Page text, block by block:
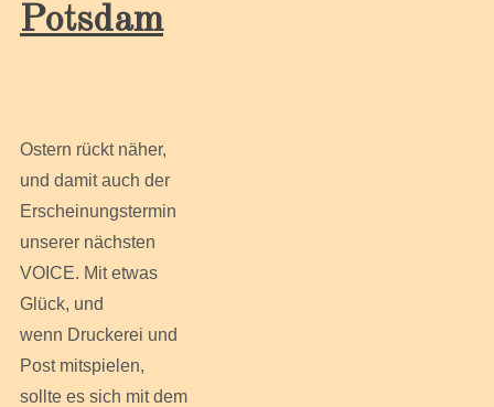
Potsdam
Ostern rückt näher,
und damit auch der
Erscheinungstermin
unserer nächsten
VOICE. Mit etwas
Glück, und
wenn Druckerei und
Post mitspielen,
sollte es sich mit dem